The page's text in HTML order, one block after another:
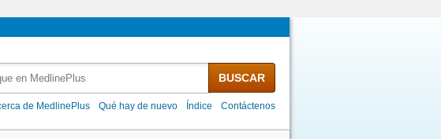
BUSCAR
de MedlinePlus Qué hay de nuevo Índice Contáctenos